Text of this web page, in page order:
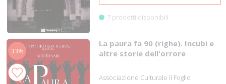
7 prodotti disponibili
33%
La paura fa 90 (righe). Incubi e
altre storie dell'orrore
Associazione Culturale Il Foglio